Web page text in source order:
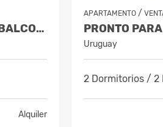
ALQUILA APARTAMENTO 1 DORMITORIO - BALCON Y COCHERA - POCITOS
Alquiler
APARTAMENTO /
Uruguay
2 Dormitorios / 2